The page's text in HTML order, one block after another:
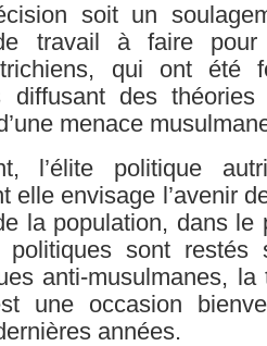
soit un
travail à faire
qui ont été
diffusant des
menace
l’élite politique
elle envisage l’avenir
la population, dans le
politiques sont restés
anti-musulmanes, la
une occasion
années.